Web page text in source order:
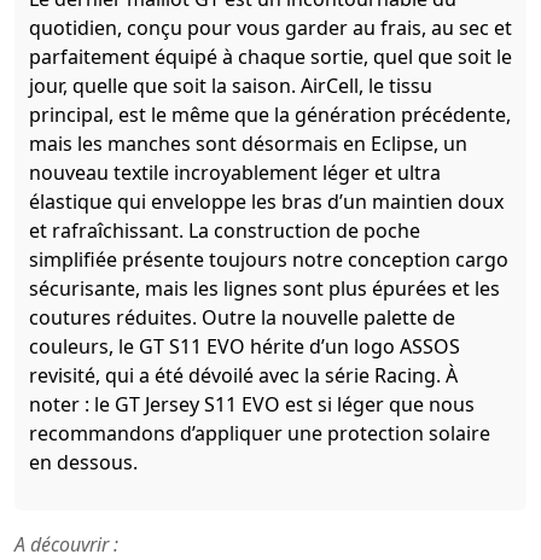
quotidien, conçu pour vous garder au frais, au sec et
parfaitement équipé à chaque sortie, quel que soit le
jour, quelle que soit la saison. AirCell, le tissu
principal, est le même que la génération précédente,
mais les manches sont désormais en Eclipse, un
nouveau textile incroyablement léger et ultra
élastique qui enveloppe les bras d’un maintien doux
et rafraîchissant. La construction de poche
simplifiée présente toujours notre conception cargo
sécurisante, mais les lignes sont plus épurées et les
coutures réduites. Outre la nouvelle palette de
couleurs, le GT S11 EVO hérite d’un logo ASSOS
revisité, qui a été dévoilé avec la série Racing. À
noter : le GT Jersey S11 EVO est si léger que nous
recommandons d’appliquer une protection solaire
en dessous.
A découvrir :